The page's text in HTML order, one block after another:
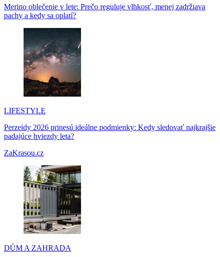
Merino oblečenie v lete: Prečo reguluje vlhkosť, menej zadržiava
pachy a kedy sa oplatí?
LIFESTYLE
Perzeidy 2026 prinesú ideálne podmienky: Kedy sledovať najkrajšie
padajúce hviezdy leta?
ZaKrasou.cz
DŮM A ZAHRADA